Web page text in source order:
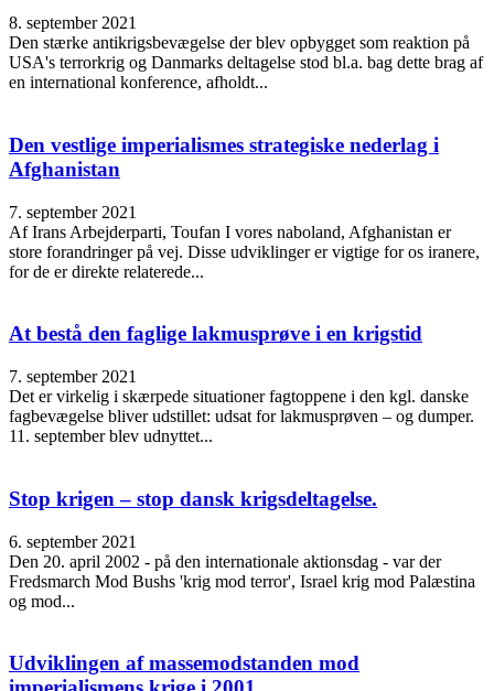
8. september 2021
Den stærke antikrigsbevægelse der blev opbygget som reaktion på
USA's terrorkrig og Danmarks deltagelse stod bl.a. bag dette brag af
en international konference, afholdt...
Den vestlige imperialismes strategiske nederlag i
Afghanistan
7. september 2021
Af Irans Arbejderparti, Toufan I vores naboland, Afghanistan er
store forandringer på vej. Disse udviklinger er vigtige for os iranere,
for de er direkte relaterede...
At bestå den faglige lakmusprøve i en krigstid
7. september 2021
Det er virkelig i skærpede situationer fagtoppene i den kgl. danske
fagbevægelse bliver udstillet: udsat for lakmusprøven – og dumper.
11. september blev udnyttet...
Stop krigen – stop dansk krigsdeltagelse.
6. september 2021
Den 20. april 2002 - på den internationale aktionsdag - var der
Fredsmarch Mod Bushs 'krig mod terror', Israel krig mod Palæstina
og mod...
Udviklingen af massemodstanden mod